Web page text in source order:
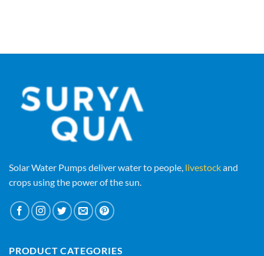
Solar Water Pumps deliver water to people, livestockand
crops using the power of the sun.
PRODUCT CATEGORIES